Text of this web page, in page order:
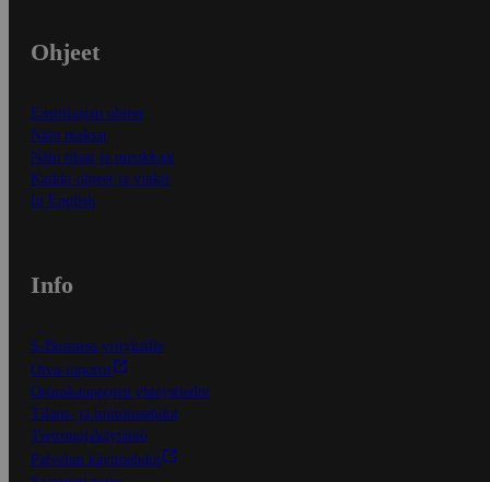
Ohjeet
Ensitilaajan ohjeet
Näin maksat
Näin tilaat ja muokkaat
Kaikki ohjeet ja vinkit
In English
Info
S-Business yrityksille
Oiva-raportit
Osuuskauppojen yhteystiedot
Tilaus- ja toimitusehdot
Tietosuojakäytäntö
Palvelun käyttöehdot